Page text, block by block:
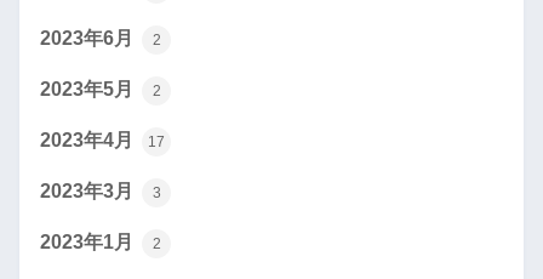
2023年6月 2
2023年5月 2
2023年4月 17
2023年3月 3
2023年1月 2